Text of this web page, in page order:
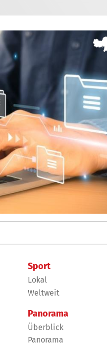
Sport
Lokal
Weltweit
Panorama
Überblick
Panorama